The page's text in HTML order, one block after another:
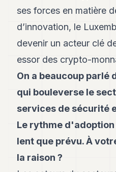
ses forces en matière
d’innovation, le
devenir un acteur clé
essor des crypto-
On a beaucoup parlé
qui bouleverse le
services de sécurité
Le rythme
lent que prévu. À
la raison ?